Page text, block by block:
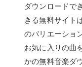
ダウンロードで
きる無料サイト
のバリエーショ
お気に入りの曲
かの無料音楽ダ